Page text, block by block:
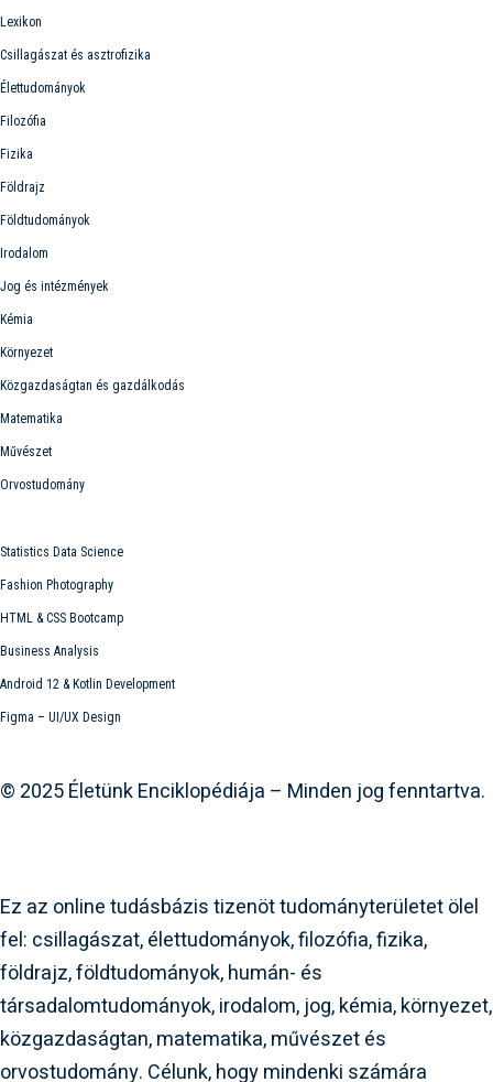
Lexikon
Csillagászat és asztrofizika
Élettudományok
Filozófia
Fizika
Földrajz
Földtudományok
Irodalom
Jog és intézmények
Kémia
Környezet
Közgazdaságtan és gazdálkodás
Matematika
Művészet
Orvostudomány
Statistics Data Science
Fashion Photography
HTML & CSS Bootcamp
Business Analysis
Android 12 & Kotlin Development
Figma – UI/UX Design
© 2025 Életünk Enciklopédiája – Minden jog fenntartva.
Ez az online tudásbázis tizenöt tudományterületet ölel
fel: csillagászat, élettudományok, filozófia, fizika,
földrajz, földtudományok, humán- és
társadalomtudományok, irodalom, jog, kémia, környezet,
közgazdaságtan, matematika, művészet és
orvostudomány. Célunk, hogy mindenki számára